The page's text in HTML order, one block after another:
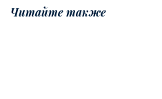
Читайте также